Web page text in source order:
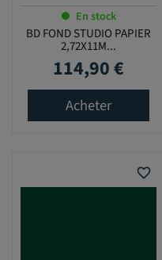
En stock
BD FOND STUDIO PAPIER
2,72X11M...
Prix
114,90 €
Acheter
favorite_border